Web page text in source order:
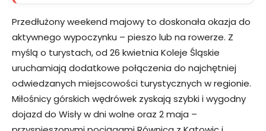
Przedłużony weekend majowy to doskonała okazja do
aktywnego wypoczynku – pieszo lub na rowerze. Z
myślą o turystach, od 26 kwietnia Koleje Śląskie
uruchamiają dodatkowe połączenia do najchętniej
odwiedzanych miejscowości turystycznych w regionie.
Miłośnicy górskich wędrówek zyskają szybki i wygodny
dojazd do Wisły w dni wolne oraz 2 maja –